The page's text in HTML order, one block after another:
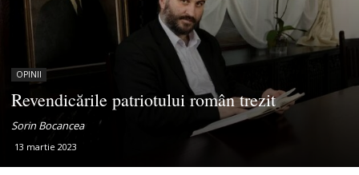
OPINII
Revendicările patriotului român trezit
Sorin Bocancea
13 martie 2023